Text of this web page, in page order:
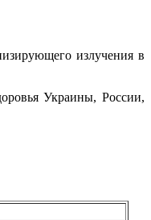
излучения в
Украины, России,